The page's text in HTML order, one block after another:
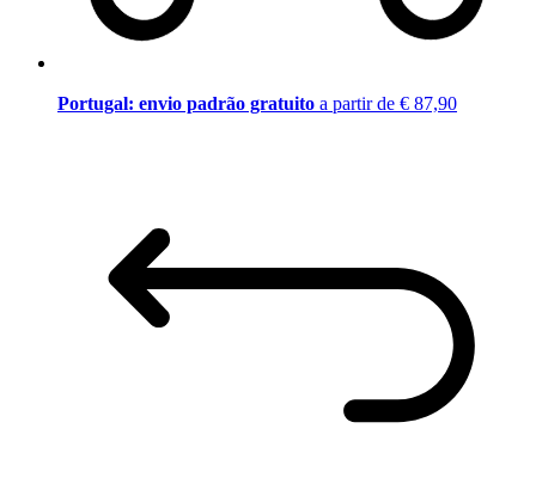
Portugal: envio padrão gratuito a partir de € 87,90